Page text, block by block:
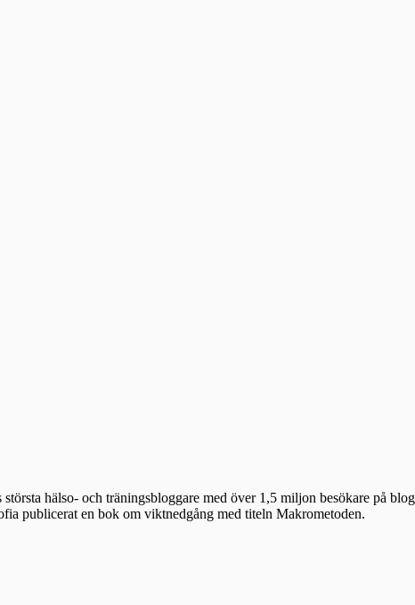
hälso- och träningsbloggare med över 1,5 miljon besökare på
publicerat en bok om viktnedgång med titeln Makrometoden.